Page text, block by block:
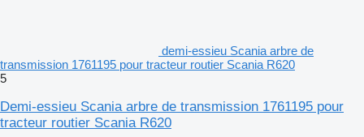
demi-essieu Scania arbre de
transmission 1761195 pour tracteur routier Scania R620
5
Demi-essieu Scania arbre de transmission 1761195 pour
tracteur routier Scania R620